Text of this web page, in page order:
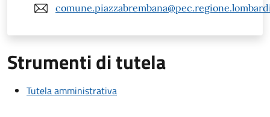
Strumenti di tutela
Tutela amministrativa